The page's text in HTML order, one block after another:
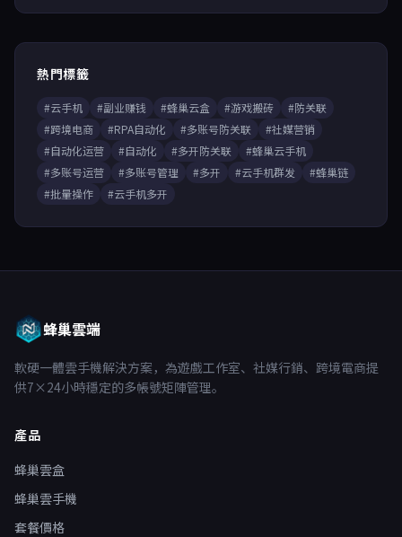
熱門標籤
#云手机 #副业赚钱 #蜂巢云盒 #游戏搬砖
#防关联
#跨境电商
#RPA自动化 #多账号防关联
#社媒营销
#自动化运营
#自动化 #多开防关联
#蜂巢云手机
#多账号运营
#多账号管理 #多开 #云手机群发
#蜂巢链
#批量操作
#云手机多开
蜂巢雲端
軟硬一體雲手機解決方案，為遊戲工作室、社媒行銷、跨境電商提
供7×24小時穩定的多帳號矩陣管理。
產品
蜂巢雲盒
蜂巢雲手機
套餐價格